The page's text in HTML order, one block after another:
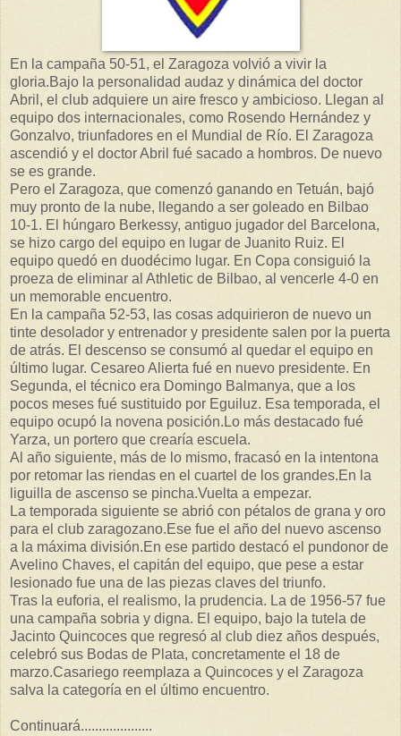
En la campaña 50-51, el Zaragoza volvió a vivir la
gloria.Bajo la personalidad audaz y dinámica del doctor
Abril, el club adquiere un aire fresco y ambicioso. Llegan al
equipo dos internacionales, como Rosendo Hernández y
Gonzalvo, triunfadores en el Mundial de Río. El Zaragoza
ascendió y el doctor Abril fué sacado a hombros. De nuevo
se es grande.
Pero el Zaragoza, que comenzó ganando en Tetuán, bajó
muy pronto de la nube, llegando a ser goleado en Bilbao
10-1. El húngaro Berkessy, antiguo jugador del Barcelona,
se hizo cargo del equipo en lugar de Juanito Ruiz. El
equipo quedó en duodécimo lugar. En Copa consiguió la
proeza de eliminar al Athletic de Bilbao, al vencerle 4-0 en
un memorable encuentro.
En la campaña 52-53, las cosas adquirieron de nuevo un
tinte desolador y entrenador y presidente salen por la puerta
de atrás. El descenso se consumó al quedar el equipo en
último lugar. Cesareo Alierta fué en nuevo presidente. En
Segunda, el técnico era Domingo Balmanya, que a los
pocos meses fué sustituido por Eguiluz. Esa temporada, el
equipo ocupó la novena posición.Lo más destacado fué
Yarza, un portero que crearía escuela.
Al año siguiente, más de lo mismo, fracasó en la intentona
por retomar las riendas en el cuartel de los grandes.En la
liguilla de ascenso se pincha.Vuelta a empezar.
La temporada siguiente se abrió con pétalos de grana y oro
para el club zaragozano.Ese fue el año del nuevo ascenso
a la máxima división.En ese partido destacó el pundonor de
Avelino Chaves, el capitán del equipo, que pese a estar
lesionado fue una de las piezas claves del triunfo.
Tras la euforia, el realismo, la prudencia. La de 1956-57 fue
una campaña sobria y digna. El equipo, bajo la tutela de
Jacinto Quincoces que regresó al club diez años después,
celebró sus Bodas de Plata, concretamente el 18 de
marzo.Casariego reemplaza a Quincoces y el Zaragoza
salva la categoría en el último encuentro.
Continuará....................